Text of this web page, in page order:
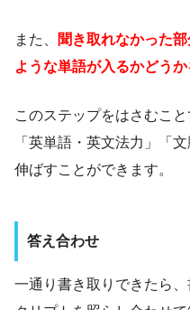
また、
聞き取れなかった
ような単語が入るかどう
このステップをはさむこ
「英単語・英文法力」「
伸ばすことができます。
答え合わせ
一通り書き取りできたら